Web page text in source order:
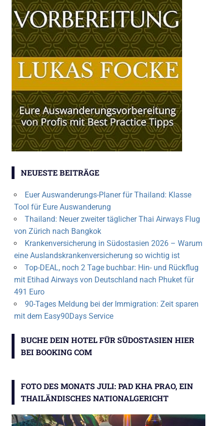
NEUESTE BEITRÄGE
Euer Auswanderungs-Planer für Thailand: Klasse
Tool für Eure Auswanderung
Thailand: Neuer zweiter täglicher Thai Airways Flug
von Zürich nach Bangkok
Krankenversicherung in Südostasien 2026 – Warum
eine Auslandskrankenversicherung so wichtig ist
Top-DEAL, noch 2 Tage buchbar: Hin- und Rückflug
mit Etihad Airways von Deutschland nach Phuket für
491 Euro
90-Tages Meldung bei der Immigration: Zeit sparen
mit dem Easy90Days Service
BUCHE DEIN HOTEL FÜR SÜDOSTASIEN HIER
BEI BOOKING COM
FOTO DES MONATS JULI: PAD KHA PRAO, EIN
THAILÄNDISCHES NATIONALGERICHT